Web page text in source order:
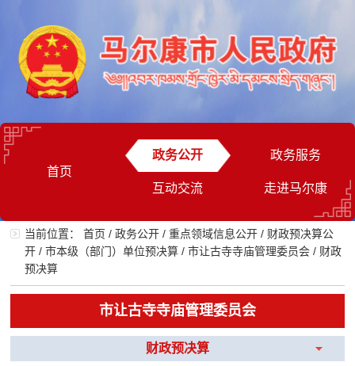
首页
政务公开 政务服务
互动交流 走进马尔康
当前位置：首页 /政务公开 /重点领域信息公开 / 财政预决算公
开 /市本级（部门）单位预决算 /市让古寺寺庙管理委员会 / 财政
预决算
市让古寺寺庙管理委员会
财政预决算